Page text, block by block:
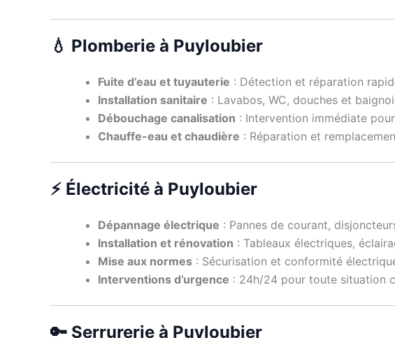
💧 Plomberie à Puyloubier
Fuite d’eau et tuyauterie : Détection et réparation
Installation sanitaire : Lavabos, WC, douches et
Débouchage canalisation : Intervention immédiate
Chauffe-eau et chaudière : Réparation et
⚡ Électricité à Puyloubier
Dépannage électrique : Pannes de courant,
Installation et rénovation : Tableaux électriques,
Mise aux normes : Sécurisation et conformité
Interventions d’urgence : 24h/24 pour toute situation
🔑 Serrurerie à Puyloubier